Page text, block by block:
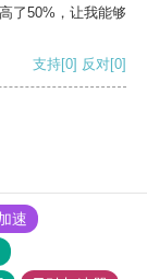
了50%，让我能够
支持[0] 反对[0]
速